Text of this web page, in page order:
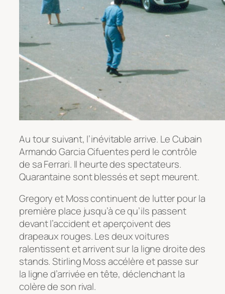
Au tour suivant, l’inévitable arrive. Le Cubain
Armando Garcia Cifuentes perd le contrôle
de sa Ferrari. Il heurte des spectateurs.
Quarantaine sont blessés et sept meurent.
Gregory et Moss continuent de lutter pour la
première place jusqu’à ce qu’ils passent
devant l’accident et aperçoivent des
drapeaux rouges. Les deux voitures
ralentissent et arrivent sur la ligne droite des
stands. Stirling Moss accélère et passe sur
la ligne d’arrivée en tête, déclenchant la
colère de son rival.